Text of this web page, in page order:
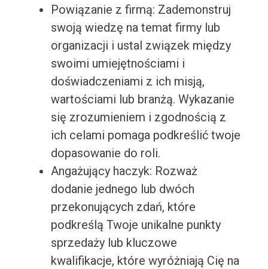
Powiązanie z firmą: Zademonstruj
swoją wiedzę na temat firmy lub
organizacji i ustal związek między
swoimi umiejętnościami i
doświadczeniami z ich misją,
wartościami lub branżą. Wykazanie
się zrozumieniem i zgodnością z
ich celami pomaga podkreślić twoje
dopasowanie do roli.
Angażujący haczyk: Rozważ
dodanie jednego lub dwóch
przekonujących zdań, które
podkreślą Twoje unikalne punkty
sprzedaży lub kluczowe
kwalifikacje, które wyróżniają Cię na